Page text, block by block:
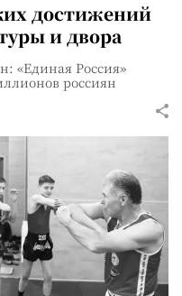
достижений
и двора
«Единая Россия»
россиян